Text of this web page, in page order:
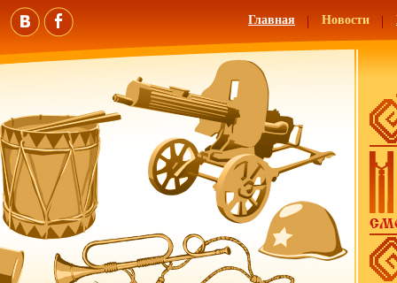
Главная Новости